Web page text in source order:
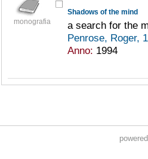
monografia
Shadows of the mind
a search for the
Penrose, Roger,
Anno: 1994